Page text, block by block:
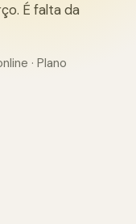
É falta da
· Plano